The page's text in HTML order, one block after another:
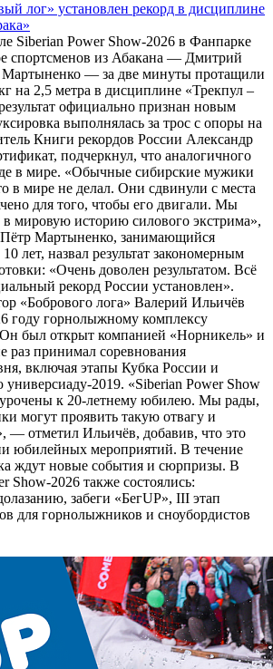
лог» установлен рекорд в дисциплине
Siberian Power Show-2026 в Фанпарке
спортсменов из Абакана — Дмитрий
— за две минуты протащили
на 2,5 метра в дисциплине «Трекпул –
официально признан новым
выполнялась за трос с опоры на
Книги рекордов России Александр
подчеркнул, что аналогичного
в мире. «Обычные сибирские мужики
в мире не делал. Они сдвинули с места
для того, чтобы его двигали. Мы
мировую историю силового экстрима»,
Мартыненко, занимающийся
лет, назвал результат закономерным
«Очень доволен результатом. Всё
рекорд России установлен».
«Бобрового лога» Валерий Ильичёв
году горнолыжному комплексу
Он был открыт компанией «Норникель» и
раз принимал соревнования
включая этапы Кубка России и
2019. «Siberian Power Show
к 20-летнему юбилею. Мы рады,
могут проявить такую отвагу и
— отметил Ильичёв, добавив, что это
юбилейных мероприятий. В течение
ждут новые события и сюрпризы. В
Show-2026 также состоялись:
забеги «БегUP», III этап
для горнолыжников и сноубордистов